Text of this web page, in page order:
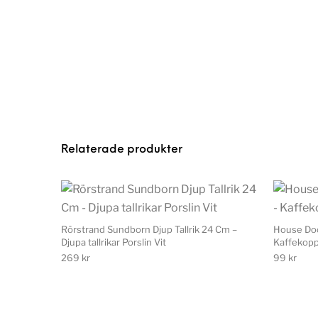
Relaterade produkter
Rörstrand Sundborn Djup Tallrik 24 Cm –
Djupa tallrikar Porslin Vit
269 kr
House
99 kr